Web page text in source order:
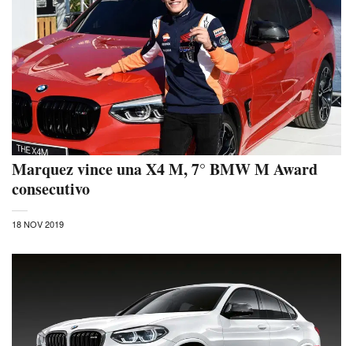
Marquez vince una X4 M, 7° BMW M Award
consecutivo
18 NOV 2019